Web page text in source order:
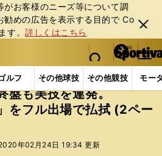
がお客様のニーズ等について調
勧めの広告を表⽰する⽬的で Co
す。詳しくはこちら
閉じ
る
web Sportiva (webスポルティーバ)
検索
マイペ
ー
ジ
メニュ
ルフ その他球技 その他競技 モー
Jリーグ他 Jリーグ イニエ
盤も美技を連発。
をフル出場で払拭 (2ペー
年02月24日 19:34 更新